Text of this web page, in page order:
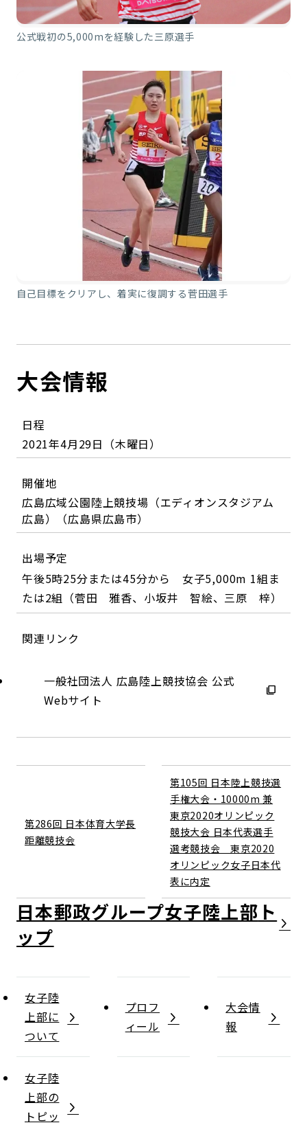
公式戦初の5,000mを経験した三原選手
自己目標をクリアし、着実に復調する菅田選手
大会情報
日程
2021年4月29日（木曜日）
開催地
広島広域公園陸上競技場（エディオンスタジアム
広島）（広島県広島市）
出場予定
午後5時25分または45分から 女子5,000m 1組ま
たは2組（菅田 雅香、小坂井 智絵、三原 梓）
関連リンク
一般社団法人 広島陸上競技協会 公式
Webサイト
第286回 日本体育大学長
距離競技会
第105回 日本陸上競技選
手権大会・10000m 兼
東京2020オリンピック
競技大会 日本代表選手
選考競技会 東京2020
オリンピック女子日本代
表に内定
日本郵政グループ女子陸上部
女子陸
上部に
ついて
プロフ
ィール
大会情
報
女子陸
上部の
トピッ